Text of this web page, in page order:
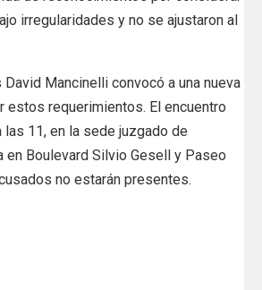
irregularidades y no se ajustaron al
David Mancinelli convocó a una nueva
estos requerimientos. El encuentro
11, en la sede juzgado de
en Boulevard Silvio Gesell y Paseo
no estarán presentes.